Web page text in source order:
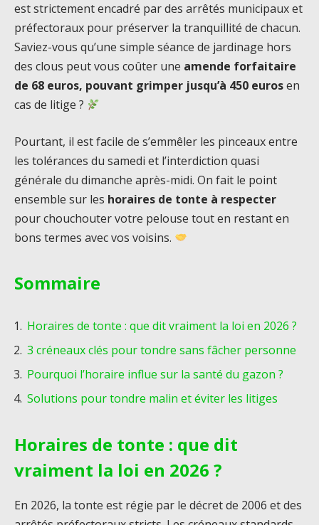
est strictement encadré par des arrêtés municipaux et
préfectoraux pour préserver la tranquillité de chacun.
Saviez-vous qu’une simple séance de jardinage hors
des clous peut vous coûter une amende forfaitaire
de 68 euros, pouvant grimper jusqu’à 450 eurosen
cas de litige ?
Pourtant, il est facile de s’emmêler les pinceaux entre
les tolérances du samedi et l’interdiction quasi
générale du dimanche après-midi. On fait le point
ensemble sur les horaires de tonte à respecter
pour chouchouter votre pelouse tout en restant en
bons termes avec vos voisins.
Sommaire
Horaires de tonte : que dit vraiment la loi en 2026 ?
3 créneaux clés pour tondre sans fâcher personne
Pourquoi l’horaire influe sur la santé du gazon ?
Solutions pour tondre malin et éviter les litiges
Horaires de tonte : que dit
vraiment la loi en 2026 ?
En 2026, la tonte est régie par le décret de 2006 et des